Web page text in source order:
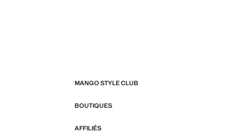
MANGO STYLE CLUB
BOUTIQUES
AFFILIÉS